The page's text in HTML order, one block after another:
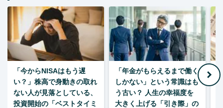
「今からNISAはもう遅
い？」株高で身動きの取れ
ない人が見落としている、
投資開始の「ベストタイミ
「年金がもらえるまで働く
しかない」という常識はも
う古い？ 人生の幸福度を
大きく上げる「引き際」の